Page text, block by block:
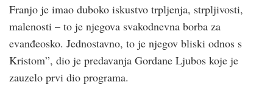
Franjo je imao duboko iskustvo trpljenja, strpljivosti,
malenosti – to je njegova svakodnevna borba za
evanđeosko. Jednostavno, to je njegov bliski odnos s
Kristom”, dio je predavanja Gordane Ljubos koje je
zauzelo prvi dio programa.